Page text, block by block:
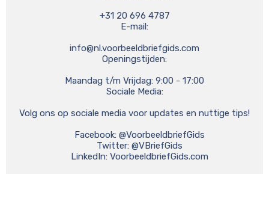
+31 20 696 4787
E-mail:
info@nl.voorbeeldbriefgids.com
Openingstijden:
Maandag t/m Vrijdag: 9:00 - 17:00
Sociale Media:
Volg ons op sociale media voor updates en nuttige tips!
    LinkedIn: VoorbeeldbriefGids.com